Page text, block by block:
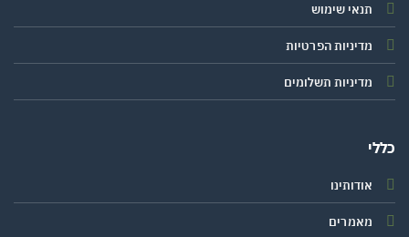
תנאי שימוש
מדיניות הפרטיות
מדיניות תשלומים
אודותינו
מאמרים